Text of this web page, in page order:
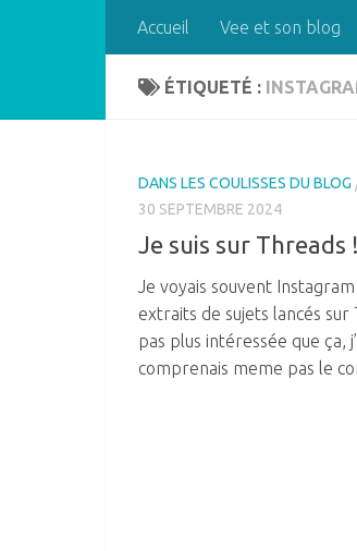
Skip to contentAccueil Vee et son blog
ÉTIQUETÉ :
DANS LES COULISSES DU BLOG
30 SEPTEMBRE 2024
Je suis sur Threads !
Je voyais souvent
extraits de sujets lancés sur
pas plus intéressée que ça,
comprenais meme pas le